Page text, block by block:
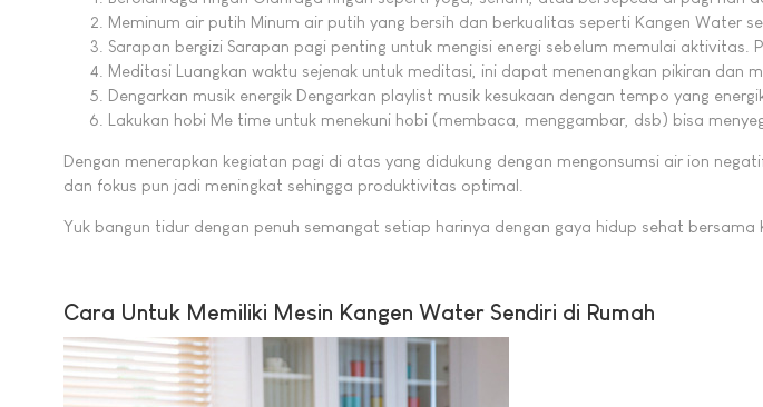
Meminum air putih Minum air putih yang bersih dan berkualitas seperti Kangen Water
Sarapan bergizi Sarapan pagi penting untuk mengisi energi sebelum memulai aktivitas.
Meditasi Luangkan waktu sejenak untuk meditasi, ini dapat menenangkan pikiran dan
Dengarkan musik energik Dengarkan playlist musik kesukaan dengan tempo yang
Lakukan hobi Me time untuk menekuni hobi (membaca, menggambar, dsb) bisa
Dengan menerapkan kegiatan pagi di atas yang didukung dengan mengonsumsi air ion
dan fokus pun jadi meningkat sehingga produktivitas optimal.
Yuk bangun tidur dengan penuh semangat setiap harinya dengan gaya hidup sehat bersama
Cara Untuk Memiliki Mesin Kangen Water Sendiri di Rumah